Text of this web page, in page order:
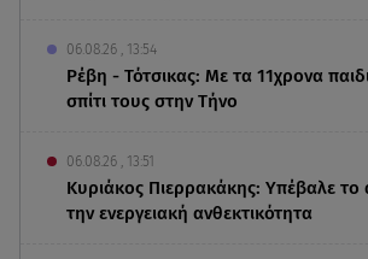
06.08.26 , 13:54
Ρέβη - Τότσικας: Με τα 11χρονα
σπίτι τους στην Τήνο
06.08.26 , 13:51
Κυριάκος Πιερρακάκης: Υπέβαλε το
την ενεργειακή ανθεκτικότητα